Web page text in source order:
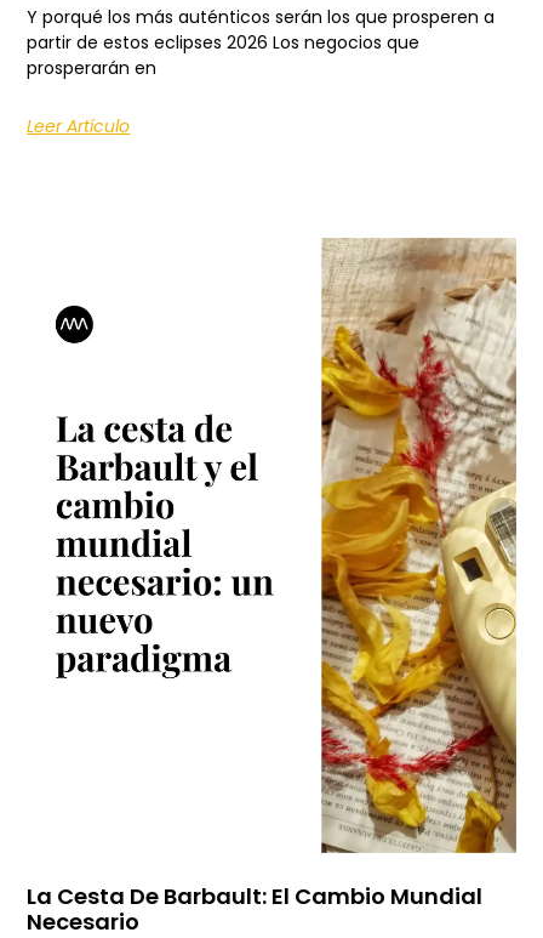
Y porqué los más auténticos serán los que prosperen a
partir de estos eclipses 2026 Los negocios que
prosperarán en
Leer Artículo
La Cesta De Barbault: El Cambio Mundial
Necesario